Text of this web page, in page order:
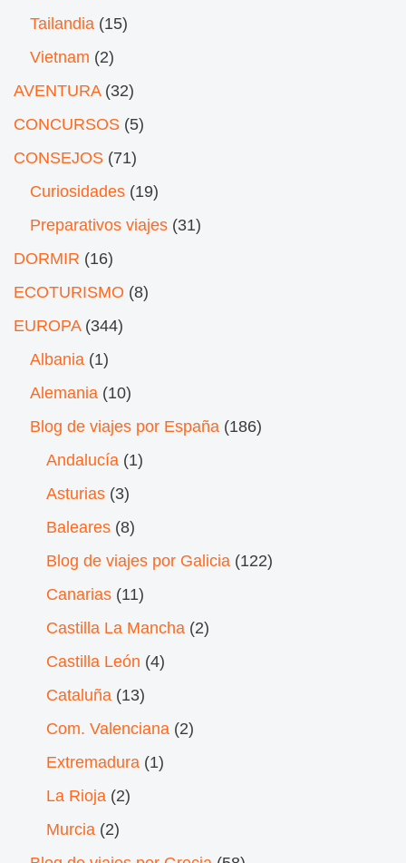
Tailandia (15)
Vietnam (2)
AVENTURA(32)
CONCURSOS (5)
CONSEJOS (71)
Curiosidades (19)
Preparativos viajes (31)
DORMIR (16)
ECOTURISMO (8)
EUROPA(344)
Albania (1)
Alemania (10)
Blog de viajes por España (186)
Andalucía (1)
Asturias (3)
Baleares (8)
Blog de viajes por Galicia (122)
Canarias (11)
Castilla La Mancha (2)
Castilla León (4)
Cataluña (13)
Com. Valenciana (2)
Extremadura (1)
La Rioja (2)
Murcia (2)